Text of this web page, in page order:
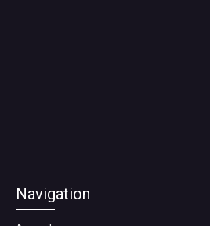
Navigation